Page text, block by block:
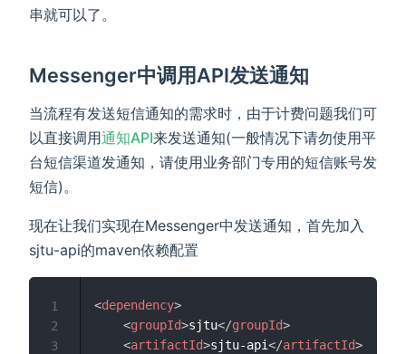
串就可以了。
Messenger中调用API发送通知
当流程有发送短信通知的需求时，由于计费问题我们可
以直接调用通知API来发送通知(一般情况下请勿使用平
台短信渠道发通知，请使用业务部门专用的短信账号发
短信)。
现在让我们实现在Messenger中发送通知，首先加入
sjtu-api的maven依赖配置
<dependency>
<groupId>sjtu</groupId>
<artifactId>sjtu-api</artifactId>
1
2
3